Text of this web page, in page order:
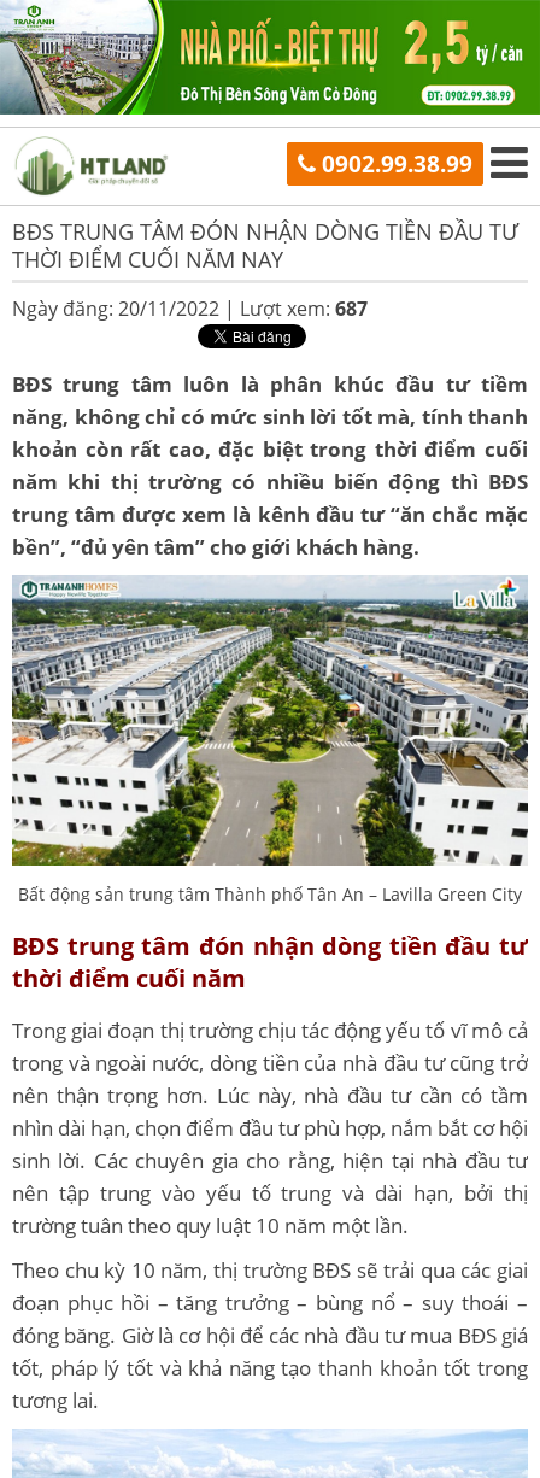
0902.99.38.99
BĐS TRUNG TÂM ĐÓN NHẬN DÒNG TIỀN ĐẦU TƯ
THỜI ĐIỂM CUỐI NĂM NAY
Ngày đăng: 20/11/2022 | Lượt xem: 687
BĐS trung tâm luôn là phân khúc đầu tư tiềm
năng, không chỉ có mức sinh lời tốt mà, tính thanh
khoản còn rất cao, đặc biệt trong thời điểm cuối
năm khi thị trường có nhiều biến động thì BĐS
trung tâm được xem là kênh đầu tư “ăn chắc mặc
bền”, “đủ yên tâm” cho giới khách hàng.
Bất động sản trung tâm Thành phố Tân An – Lavilla Green City
BĐS trung tâm đón nhận dòng tiền đầu tư
thời điểm cuối năm
Trong giai đoạn thị trường chịu tác động yếu tố vĩ mô cả
trong và ngoài nước, dòng tiền của nhà đầu tư cũng trở
nên thận trọng hơn. Lúc này, nhà đầu tư cần có tầm
nhìn dài hạn, chọn điểm đầu tư phù hợp, nắm bắt cơ hội
sinh lời. Các chuyên gia cho rằng, hiện tại nhà đầu tư
nên tập trung vào yếu tố trung và dài hạn, bởi thị
trường tuân theo quy luật 10 năm một lần.
Theo chu kỳ 10 năm, thị trường BĐS sẽ trải qua các giai
đoạn phục hồi – tăng trưởng – bùng nổ – suy thoái –
đóng băng. Giờ là cơ hội để các nhà đầu tư mua BĐS giá
tốt, pháp lý tốt và khả năng tạo thanh khoản tốt trong
tương lai.